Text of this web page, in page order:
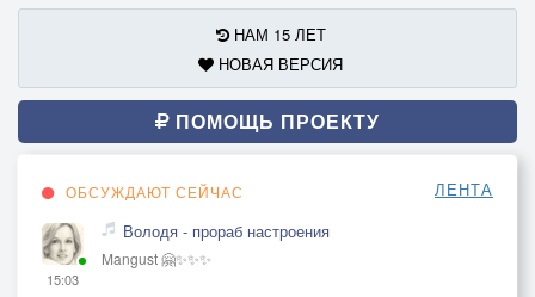
НАМ 15 ЛЕТ
НОВАЯ ВЕРСИЯ
ПОМОЩЬ ПРОЕКТУ
ОБСУЖДАЮТ СЕЙЧАС ЛЕНТА
15:03
Володя - прораб настроения
Mangust 🤗✨✨✨